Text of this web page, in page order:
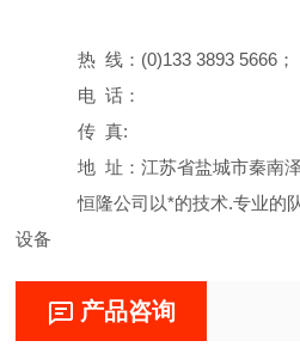
热 线：(0)133 3893 5666；
电 话：
传 真:
地 址：江苏省盐城市秦南泽
恒隆公司以*的技术.专业的队
设备
产品咨询